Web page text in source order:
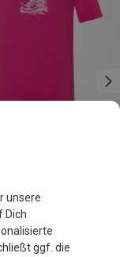
Sneakers T-Shirt
unsere
Dich
ggf. die